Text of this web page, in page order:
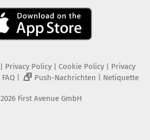
Privacy Policy| Cookie Policy| Privacy
FAQ| 2 Push-Nachrichten Netiquette
2026 First Avenue GmbH